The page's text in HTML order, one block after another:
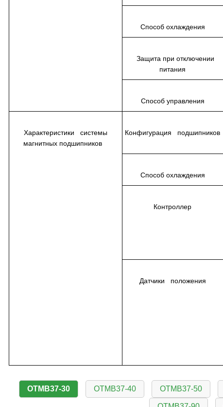
Способ охлаждения
Защита при отключении
питания
Способ управления
Характеристики системы
магнитных подшипников
Конфигурация подшипников
Способ охлаждения
Контроллер
Датчики положения
OTMB37-30 OTMB37-40 OTMB37-50